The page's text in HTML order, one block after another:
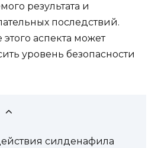
результата и
последствий.
аспекта может
уровень безопасности
силденафила